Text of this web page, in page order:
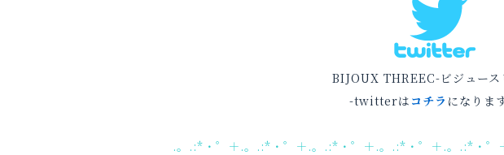
BIJOUX THREEC-ビジュース
-twitterは コチラ になります
.。.:*・゜＋.。.:*・゜＋.。.:*・゜＋.。.:*・゜＋.。.:*・゜